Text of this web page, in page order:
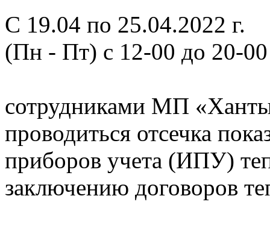
С 19.04 по 25.04.2022 г.
(Пн - Пт) с 12-00 до 20-00
сотрудниками МП
проводиться отсечка
приборов учета (ИПУ)
заключению договоров